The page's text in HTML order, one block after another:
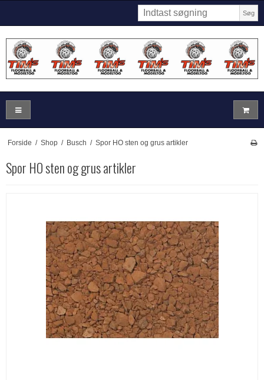
Søg
Forside / Shop / Busch / Spor HO sten og grus artikler
Spor HO sten og grus artikler